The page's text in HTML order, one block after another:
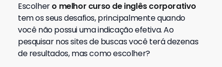
Escolhero melhor curso de inglês corporativo
tem os seus desafios, principalmente quando
você não possui uma indicação efetiva. Ao
pesquisar nos sites de buscas você terá dezenas
de resultados, mas como escolher?